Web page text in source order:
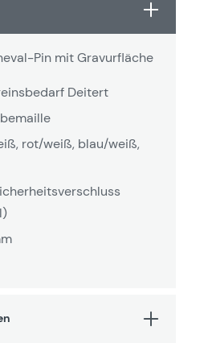
Pin mit Gravurfläche
Deitert
rot/weiß, blau/weiß,